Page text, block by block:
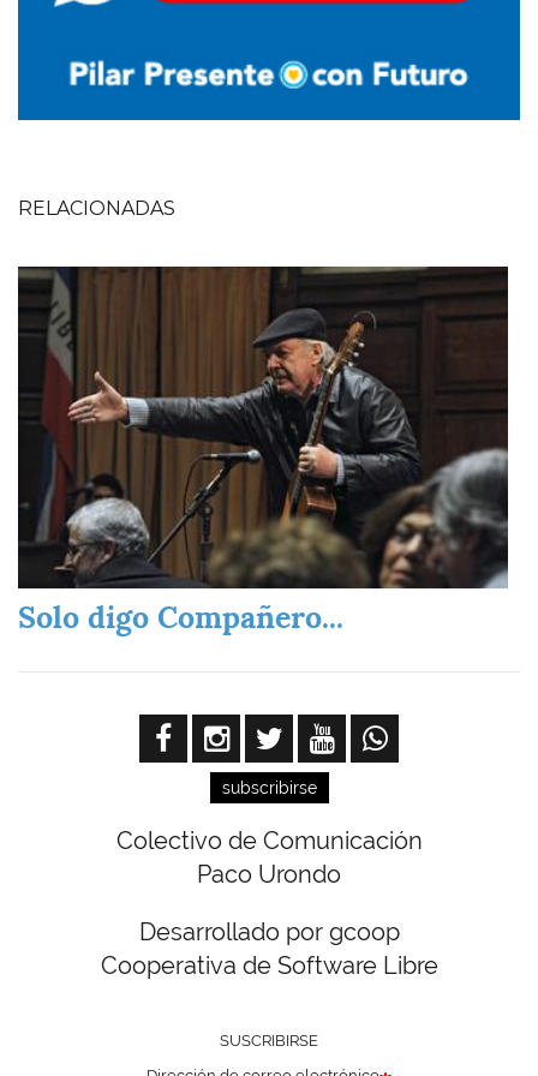
RELACIONADAS
Imagen
Solo digo Compañero...
subscribirse
Colectivo de Comunicación
Paco Urondo
Desarrollado por gcoop
Cooperativa de Software Libre
SUSCRIBIRSE